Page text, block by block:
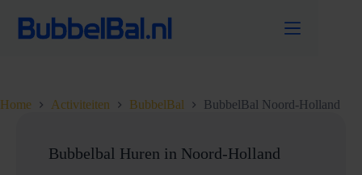
naar
Home Activiteiten BubbelBal BubbelBal Noord-Holland
Bubbelbal Huren in Noord-Holland